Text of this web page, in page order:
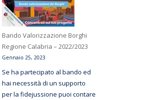
Bando Valorizzazione Borghi
Regione Calabria – 2022/2023
Gennaio 25, 2023
Se ha partecipato al bando ed
hai necessità di un supporto
per la fidejussione puoi contare